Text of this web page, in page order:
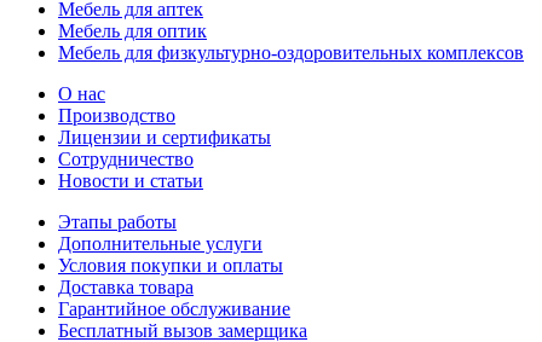
Мебель для аптек
Мебель для оптик
Мебель для физкультурно-оздоровительных комплексов
О нас
Производство
Лицензии и сертификаты
Сотрудничество
Новости и статьи
Этапы работы
Дополнительные услуги
Условия покупки и оплаты
Доставка товара
Гарантийное обслуживание
Бесплатный вызов замерщика